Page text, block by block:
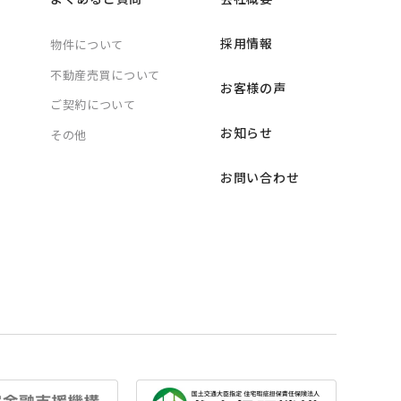
物件について
不動産売買について
ご契約について
その他
採用情報
お客様の声
お知らせ
お問い合わせ